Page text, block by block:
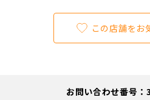
この店舗をお
お問い合わせ番号